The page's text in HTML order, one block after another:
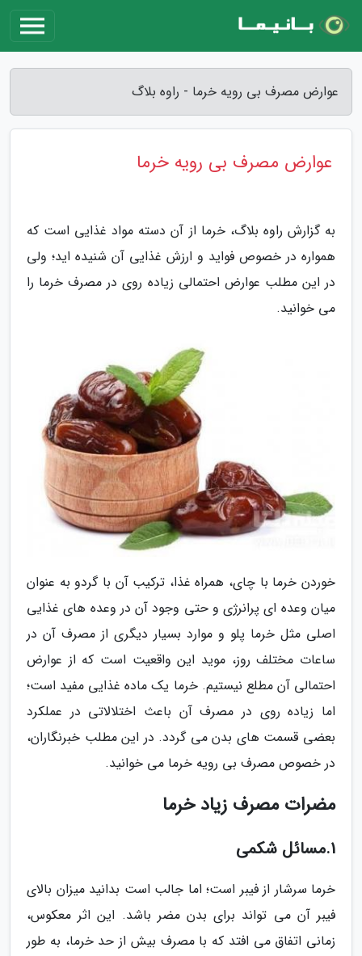
عوارض مصرف بی رویه خرما - راوه بلاگ
عوارض مصرف بی رویه خرما
به گزارش راوه بلاگ، خرما از آن دسته مواد غذایی است که
همواره در خصوص فواید و ارزش غذایی آن شنیده اید؛ ولی
در این مطلب عوارض احتمالی زیاده روی در مصرف خرما را
می خوانید.
خوردن خرما با چای، همراه غذا، ترکیب آن با گردو به عنوان
میان وعده ای پرانرژی و حتی وجود آن در وعده های غذایی
اصلی مثل خرما پلو و موارد بسیار دیگری از مصرف آن در
ساعات مختلف روز، موید این واقعیت است که از عوارض
احتمالی آن مطلع نیستیم. خرما یک ماده غذایی مفید است؛
اما زیاده روی در مصرف آن باعث اختلالاتی در عملکرد
بعضی قسمت های بدن می گردد. در این مطلب خبرنگاران،
در خصوص مصرف بی رویه خرما می خوانید.
مضرات مصرف زیاد خرما
1.مسائل شکمی
خرما سرشار از فیبر است؛ اما جالب است بدانید میزان بالای
فیبر آن می تواند برای بدن مضر باشد. این اثر معکوس،
زمانی اتفاق می افتد که با مصرف بیش از حد خرما، به طور